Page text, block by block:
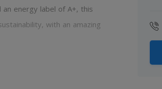
energy label of A+, this
with an amazing
for rent in Amsterdam. The